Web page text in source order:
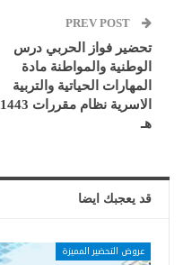
تحضير فواز الحربي درس
الوطنية والمواطنة مادة
المهارات الحياتية والتربية
الاسرية نظام مقررات 1443
هـ
قد يعجبك ايضا
عروض التحضير المميزة